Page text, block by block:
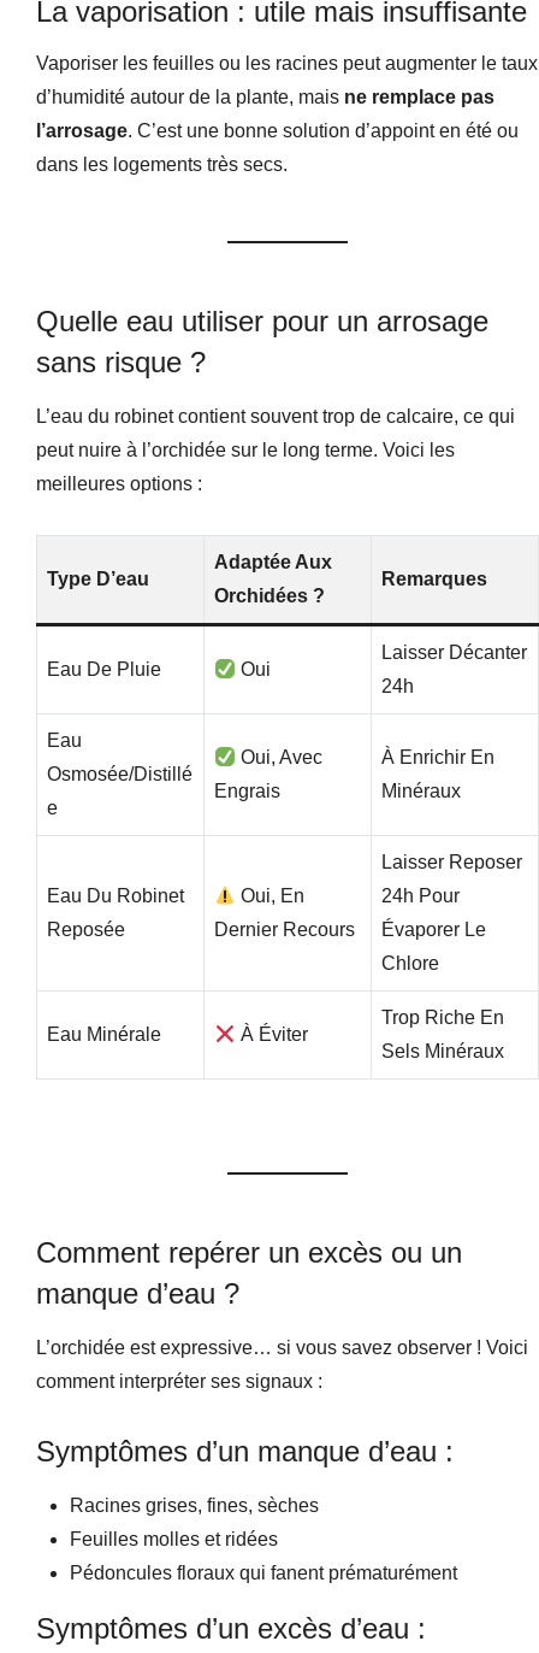
La vaporisation : utile mais insuffisante
Vaporiser les feuilles ou les racines peut augmenter le taux
d’humidité autour de la plante, mais ne remplace pas
l’arrosage. C’est une bonne solution d’appoint en été ou
dans les logements très secs.
Quelle eau utiliser pour un arrosage
sans risque ?
L’eau du robinet contient souvent trop de calcaire, ce qui
peut nuire à l’orchidée sur le long terme. Voici les
meilleures options :
Type D’eau
Adaptée Aux
Orchidées ?
Remarques
Eau De Pluie Oui
Laisser Décanter
24h
Eau
Osmosée/distillé
E
Oui, Avec
Engrais
À Enrichir En
Minéraux
Eau Du Robinet
Reposée
Oui, En
Dernier Recours
Laisser Reposer
24h Pour
Évaporer Le
Chlore
Eau Minérale À Éviter
Trop Riche En
Sels Minéraux
Comment repérer un excès ou un
manque d’eau ?
L’orchidée est expressive… si vous savez observer ! Voici
comment interpréter ses signaux :
Symptômes d’un manque d’eau :
Racines grises, fines, sèches
Feuilles molles et ridées
Pédoncules floraux qui fanent prématurément
Symptômes d’un excès d’eau :